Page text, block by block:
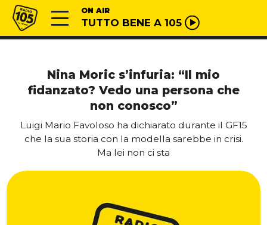
Vai al contenuto
Radio 105 ON AIR
TUTTO BENE A 105
Nina Moric s’infuria: “Il mio
fidanzato? Vedo una persona che
non conosco”
Luigi Mario Favoloso ha dichiarato durante il GF15
che la sua storia con la modella sarebbe in crisi.
Ma lei non ci sta